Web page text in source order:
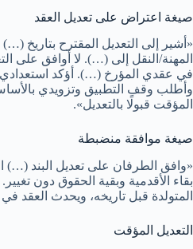
صيغة اعتراض على تعديل العقد
«أشير إلى التعديل المقترح بتاريخ
المهنة/النقل إلى (…). لا أوافق على
في عقدي المؤرخ (…). أؤكد استعدادي
وأطلب وقف التطبيق وتزويدي
المؤقت قبولًا بالتعديل».
صيغة موافقة منضبطة
«وافق الطرفان على تعديل البند
بقاء الأقدمية وبقية الحقوق دون
المتولدة قبل تاريخه، ويحدث العقد
التعديل المؤقت